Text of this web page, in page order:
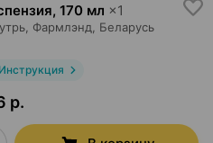
, 170 мл ×1
Фармлэнд , Беларусь
Инструкция
р.